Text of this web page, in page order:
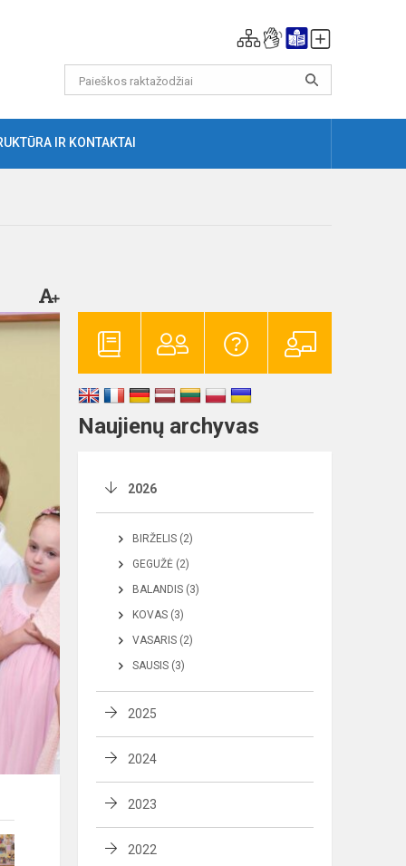
IR KONTAKTAI
Naujienų archyvas
2026
BIRŽELIS (2)
GEGUŽĖ (2)
BALANDIS (3)
KOVAS (3)
VASARIS (2)
SAUSIS (3)
2025
2024
2023
2022